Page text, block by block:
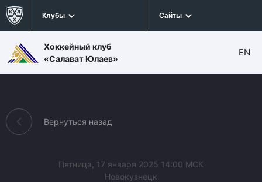
Клубы Сайты
Хоккейный клуб
«Салават Юлаев»
EN
Вернуться назад
Пятница, 17 января 2025 14:00 МСК
Новокузнецк